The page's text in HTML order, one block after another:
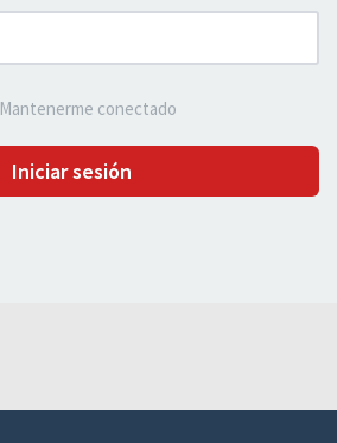
Mantenerme conectado
Iniciar sesión